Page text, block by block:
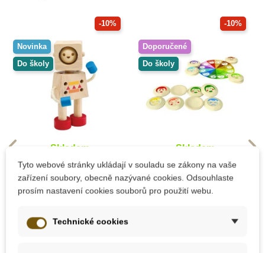
-10%
Novinka
Do školy
Skladem
PlanToys Robot -
nálady
427 Kč
-10%
Doporučené
Do školy
Skladem
PlanToys Pexeso -
Nálady
Tyto webové stránky ukládají v souladu se zákony na vaše
zařízení soubory, obecně nazývané cookies. Odsouhlaste
prosím nastavení cookies souborů pro použití webu.
Technické cookies